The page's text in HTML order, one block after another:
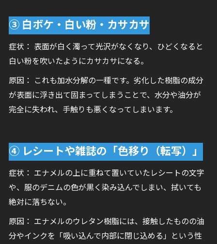
③ 白ボケ・白い粉・カサカサ
症状： 表面が白く濁って光沢がなくなり、ひどくなると
白い粉を吹いたようにカサカサになる。
原因： これも加水分解の一種です。劣化した樹脂の成分
が表面に浮き出て固まってしまうことで、水分や油分が
完全に失われ、手触りも悪くなってしまいます。
④ レシートや雑誌の「色移り（転写）」
症状： エナメルの上に重ねて置いていたレシートの文字
や、服のデニムの色が黒く染み込んでしまい、拭いても
絶対に落ちない。
原因： エナメルのウレタン樹脂には、接触したものの油
分やインクを「吸い込んで内部に閉じ込める」という性